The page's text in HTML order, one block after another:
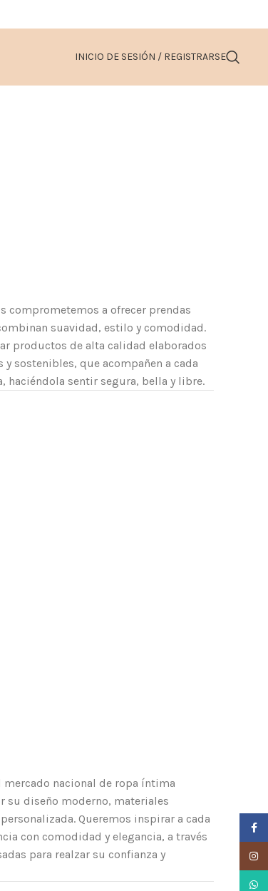
INICIO DE SESIÓN / REGISTRARSE
comprometemos a ofrecer prendas
suavidad, estilo y comodidad.
productos de alta calidad elaborados
sostenibles, que acompañen a cada
haciéndola sentir segura, bella y libre.
mercado nacional de ropa íntima
su diseño moderno, materiales
Queremos inspirar a cada
con comodidad y elegancia, a través
para realzar su confianza y